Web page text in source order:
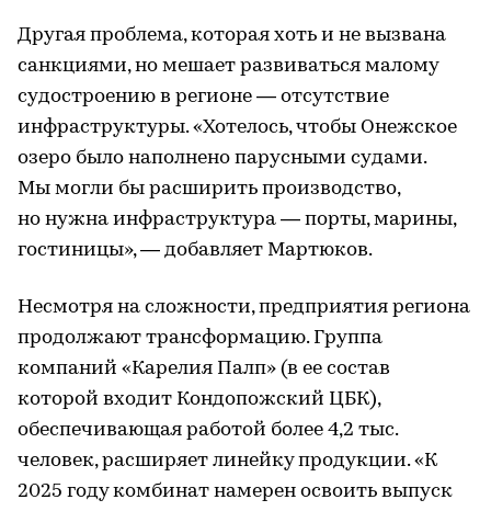
Другая проблема, которая хоть и не вызвана
санкциями, но мешает развиваться малому
судостроению в регионе — отсутствие
инфраструктуры. «Хотелось, чтобы Онежское
озеро было наполнено парусными судами.
Мы могли бы расширить производство,
но нужна инфраструктура — порты, марины,
гостиницы», — добавляет Мартюков.
Несмотря на сложности, предприятия региона
продолжают трансформацию. Группа
компаний «Карелия Палп» (в ее состав
которой входит Кондопожский ЦБК),
обеспечивающая работой более 4,2 тыс.
человек, расширяет линейку продукции. «К
2025 году комбинат намерен освоить выпуск